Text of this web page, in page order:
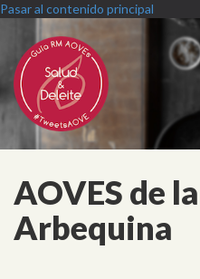
Pasar al contenido principal
AOVES de
Arbequina